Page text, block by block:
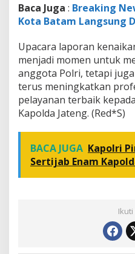
Baca Juga : Breaking
Kota Batam Langsung
Upacara laporan
menjadi momen untuk
anggota Polri, tetapi
terus meningkatkan
pelayanan terbaik
Kapolda Jateng. (Red*S)
BACA JUGA Kapolri
Sertijab Enam
Ikuti